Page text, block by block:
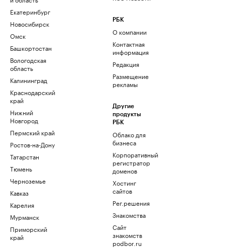
Екатеринбург
Новосибирск
Омск
Башкортостан
Вологодская
область
Калининград
Краснодарский
край
Нижний
Новгород
Пермский край
Ростов-на-Дону
Татарстан
Тюмень
Черноземье
Кавказ
Карелия
Мурманск
Приморский
край
РБК
О компании
Контактная
информация
Редакция
Размещение
рекламы
Другие
продукты
РБК
Облако для
бизнеса
Корпоративный
регистратор
доменов
Хостинг
сайтов
Рег.решения
Знакомства
Сайт
знакомств
podbor.ru